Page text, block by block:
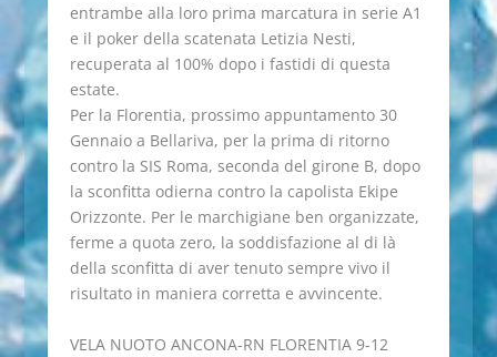
entrambe alla loro prima marcatura in serie A1
e il poker della scatenata Letizia Nesti,
recuperata al 100% dopo i fastidi di questa
estate.
Per la Florentia, prossimo appuntamento 30
Gennaio a Bellariva, per la prima di ritorno
contro la SIS Roma, seconda del girone B, dopo
la sconfitta odierna contro la capolista Ekipe
Orizzonte. Per le marchigiane ben organizzate,
ferme a quota zero, la soddisfazione al di là
della sconfitta di aver tenuto sempre vivo il
risultato in maniera corretta e avvincente.
VELA NUOTO ANCONA-RN FLORENTIA 9-12